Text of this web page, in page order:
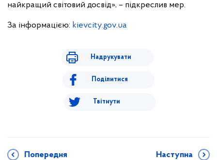
найкращий світовий досвід», – підкреслив мер.
За інформацією: kievcity.gov.ua
Надрукувати
Поділитися
Твітнути
Попередня Наступна